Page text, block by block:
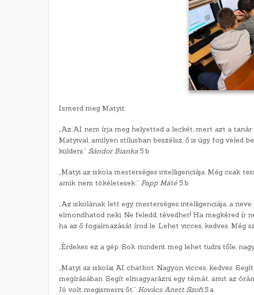
Ismerd meg Matyit:
„Az AI nem írja meg helyetted a leckét, mert azt a
Matyival, amilyen stílusban beszélsz, ő is úgy fog veled
küldeni.” Sándor Bianka 5.b
„Matyi az iskola mesterséges intelligenciája. Még csak
amik nem tökéletesek.” Papp Máté5.b
„Az iskolának lett egy mesterséges intelligenciája, a
elmondhatod neki. Ne feledd, tévedhet! Ha megkéred ír
ha az ő fogalmazását írod le. Lehet vicces, kedves. Még
„Érdekes ez a gép. Sok mindent meg lehet tudni tőle,
„Matyi az iskolai AI chatbot. Nagyon vicces, kedves.
megírásában. Segít elmagyarázni egy témát, amit az
Jó volt megismerni őt.” Kovács Anett Szofi5.a